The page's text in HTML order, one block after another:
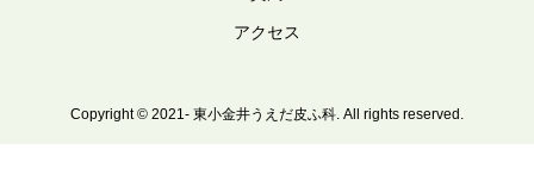
アクセス
Copyright © 2021- 東小金井うえだ皮ふ科. All rights reserved.